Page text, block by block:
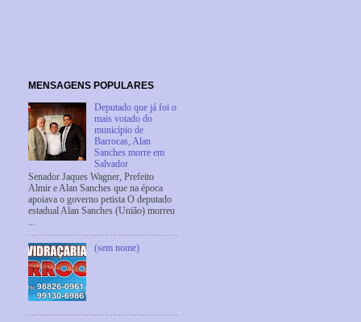
MENSAGENS POPULARES
Deputado que já foi o
mais votado do
município de
Barrocas, Alan
Sanches morre em
Salvador
Senador Jaques Wagner, Prefeito
Almir e Alan Sanches que na época
apoiava o governo petista O deputado
estadual Alan Sanches (União) morreu
...
(sem nome)